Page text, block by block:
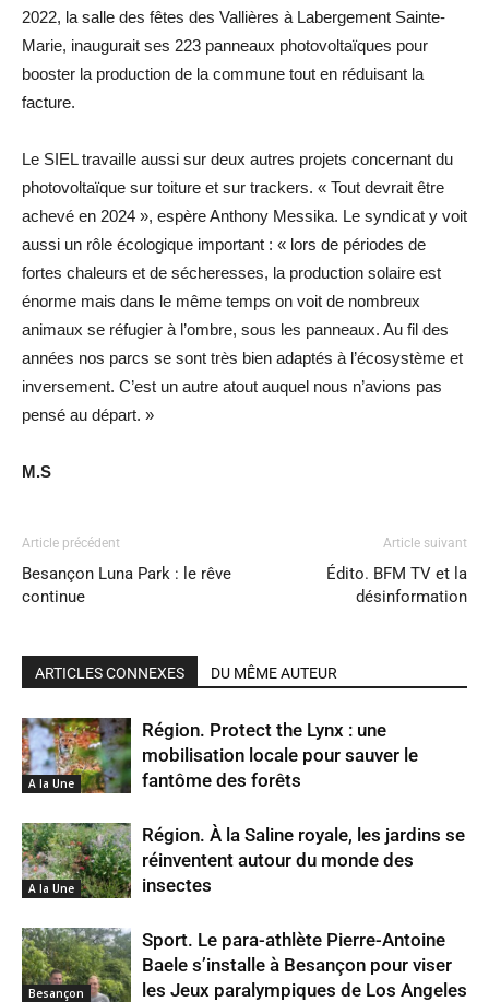
2022, la salle des fêtes des Vallières à Labergement Sainte-
Marie, inaugurait ses 223 panneaux photovoltaïques pour
booster la production de la commune tout en réduisant la
facture.
Le SIEL travaille aussi sur deux autres projets concernant du
photovoltaïque sur toiture et sur trackers. « Tout devrait être
achevé en 2024 », espère Anthony Messika. Le syndicat y voit
aussi un rôle écologique important : « lors de périodes de
fortes chaleurs et de sécheresses, la production solaire est
énorme mais dans le même temps on voit de nombreux
animaux se réfugier à l’ombre, sous les panneaux. Au fil des
années nos parcs se sont très bien adaptés à l’écosystème et
inversement. C’est un autre atout auquel nous n’avions pas
pensé au départ. »
M.S
Article précédent
Besançon Luna Park : le rêve
continue
Article suivant
Édito. BFM TV et la
désinformation
ARTICLES CONNEXES DU MÊME AUTEUR
A la Une
Région. Protect the Lynx : une
mobilisation locale pour sauver le
fantôme des forêts
A la Une
Région. À la Saline royale, les jardins se
réinventent autour du monde des
insectes
Besançon
Sport. Le para-athlète Pierre-Antoine
Baele s’installe à Besançon pour viser
les Jeux paralympiques de Los Angeles